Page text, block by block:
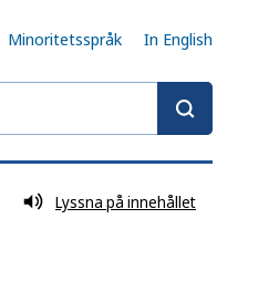
Minoritetsspråk In English
Lyssna på innehållet